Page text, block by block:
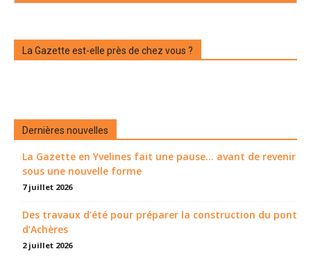
La Gazette est-elle près de chez vous ?
Dernières nouvelles
La Gazette en Yvelines fait une pause... avant de revenir
sous une nouvelle forme
7 juillet 2026
Des travaux d’été pour préparer la construction du pont
d’Achères
2 juillet 2026